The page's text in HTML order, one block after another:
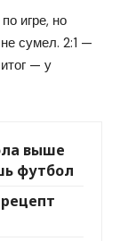
игре, но
сумел. 2:1 —
— у
выше
футбол